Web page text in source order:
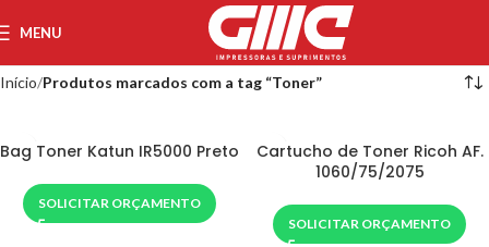
MENU
Início Produtos marcados com a tag “Toner”
Bag Toner Katun IR5000 Preto
SOLICITAR ORÇAMENTO
Cartucho de Toner Ricoh AF.
1060/75/2075
SOLICITAR ORÇAMENTO